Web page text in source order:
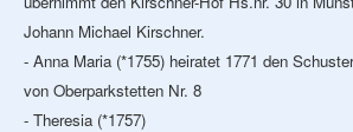
Johann Michael Kirschner.
- Anna Maria (*1755) heiratet 1771 den
von Oberparkstetten Nr. 8
- Theresia (*1757)